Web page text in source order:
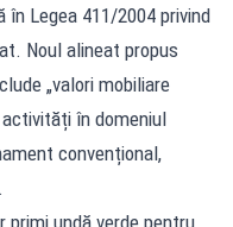
Legea 411/2004 privind
Noul alineat propus
„valori mobiliare
în domeniul
convențional,
undă verde pentru